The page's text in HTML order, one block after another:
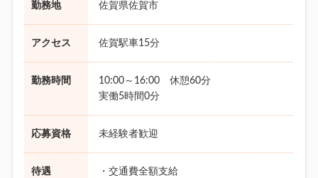
勤務地 佐賀県佐賀市
アクセス 佐賀駅車15分
勤務時間
10:00～16:00 休憩60分
実働5時間0分
応募資格 未経験者歓迎
待遇
・交通費全額支給